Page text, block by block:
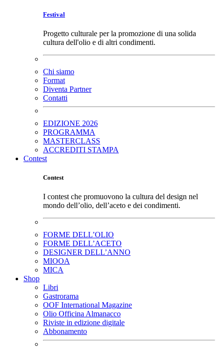
Festival
Progetto culturale per la promozione di una solida
cultura dell'olio e di altri condimenti.
Chi siamo
Format
Diventa Partner
Contatti
EDIZIONE 2026
PROGRAMMA
MASTERCLASS
ACCREDITI STAMPA
Contest
Contest
I contest che promuovono la cultura del design nel
mondo dell’olio, dell’aceto e dei condimenti.
FORME DELL’OLIO
FORME DELL’ACETO
DESIGNER DELL’ANNO
MIOOA
MICA
Shop
Libri
Gastrorama
OOF International Magazine
Olio Officina Almanacco
Riviste in edizione digitale
Abbonamento